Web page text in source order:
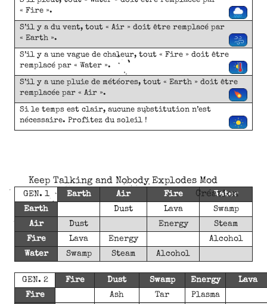
« Fire ».
S’il y a du vent, tout « Air » doit être remplacé par
« Earth ».
S’il y a une vague de chaleur, tout « Fire » doit être
remplacé par « Water ».
S’il y a une pluie de météores, tout « Earth » doit être
remplacée par « Air ».
Si le temps est clair, aucune substitution n’est
nécessaire. Profitez du soleil !
Keep Talking and Nobody Explodes Mod
Création
GEN. 1 Earth Air Fire
Water
Earth
Dust Lava
Swamp
Air
Dust Energy
Steam
Fire
Lava Energy
Alcohol
Water
Swamp Steam Alcohol
GEN. 2 Fire Dust Swamp Energy
Lava
Fire
Ash Tar Plasma